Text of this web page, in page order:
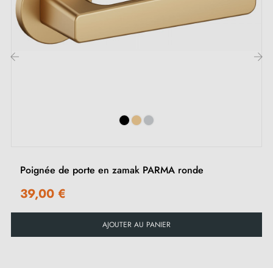
Adaptateurs de montage
Deux tiges carrées : 7x7 mm pour la France, 8x8 mm
pour la Belgique, la Suisse et l'UE
Instruction de montage en Français
Poignée de porte en zamak PARMA ronde
39,00 €
AJOUTER AU PANIER